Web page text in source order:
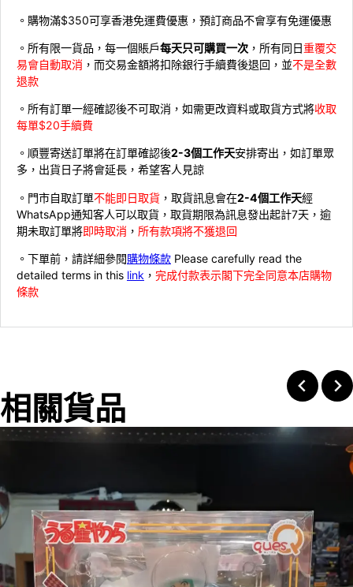
。購物滿$350可享香港免運費優惠，預訂商品不會享有免運優惠
。所有限一貨品，每一個賬戶每天只可購買一次 ，所有同日重覆交
易會自動取消 ，而交易金額將扣除銀行手續費後退回，並不是全數
退款
。所有訂單一經確認後不可取消，如需更改資料或取貨方式將收取
每單$20手續費
。順豐寄送訂單將在訂單確認後2-3個工作天安排寄出，如訂單眾
多，出貨日子將會延長，希望客人見諒
。門市自取訂單不能即日取貨 ，取貨訊息會在2-4個工作天經
WhatsApp通知客人可以取貨，取貨期限為訊息發出起計7天，逾
期未取訂單將即時取消 ， 所有款項將不獲退回
。下單前，請詳細參閱購物條款 Please carefully read the
detailed terms in this link ， 完成付款表示閣下完全同意本店購物
條款
相關貨品